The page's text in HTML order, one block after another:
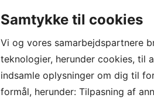
Samtykke til cookies
Vi og vores samarbejdspartnere
teknologier, herunder cookies, til
indsamle oplysninger om dig til
formål, herunder: Tilpasning af